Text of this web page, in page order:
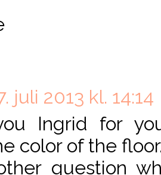
juli 2013 kl. 14:14
Ingrid for
color of the
question